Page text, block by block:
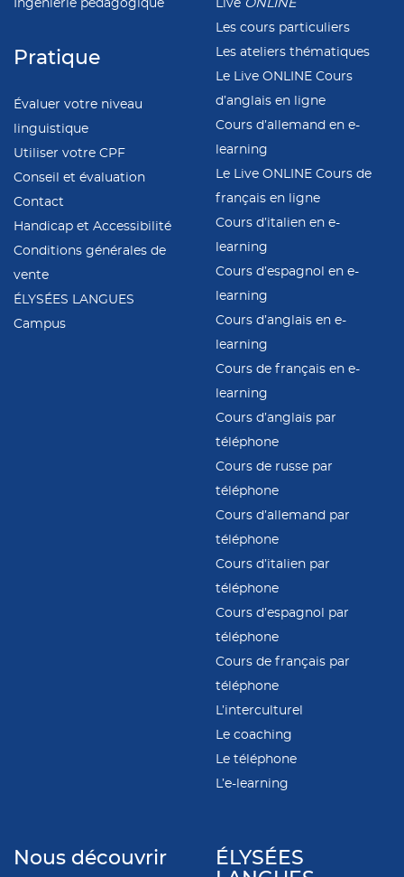
Ingénierie pédagogique
Pratique
Évaluer votre niveau
linguistique
Utiliser votre CPF
Conseil et évaluation
Contact
Handicap et Accessibilité
Conditions générales de
vente
ÉLYSÉES LANGUES
Campus
Live ONLINE
Les cours particuliers
Les ateliers thématiques
Le Live ONLINE Cours
d’anglais en ligne
Cours d’allemand en e-
learning
Le Live ONLINE Cours de
français en ligne
Cours d’italien en e-
learning
Cours d’espagnol en e-
learning
Cours d’anglais en e-
learning
Cours de français en e-
learning
Cours d’anglais par
téléphone
Cours de russe par
téléphone
Cours d’allemand par
téléphone
Cours d’italien par
téléphone
Cours d’espagnol par
téléphone
Cours de français par
téléphone
L’interculturel
Le coaching
Le téléphone
L’e-learning
Nous découvrir
ÉLYSÉES